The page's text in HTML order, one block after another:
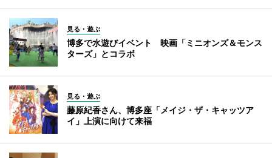
見る・遊ぶ
博多で水遊びイベント 映画「ミニオンズ＆モンス
ターズ」とコラボ
見る・遊ぶ
藤原紀香さん、博多座「メイジ・ザ・キャッツア
イ」上演に向けて来福